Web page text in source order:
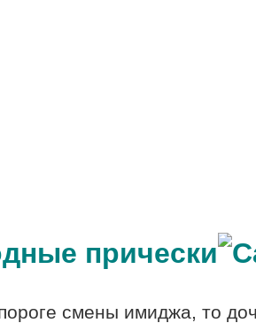
прически
смены имиджа, то